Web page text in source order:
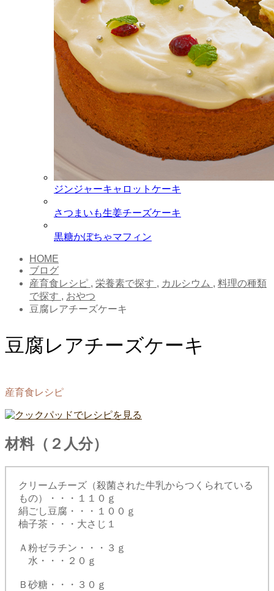
ジンジャーキャロットケーキ
さつまいも生姜チーズケーキ
黒糖かぼちゃマフィン
HOME
ブログ
産育食レシピ , 栄養素で探す , カルシウム , 料理の種類
で探す , おやつ
豆腐レアチーズケーキ
豆腐レアチーズケーキ
産育食レシピ
材料（２人分）
クリームチーズ（殺菌された牛乳からつくられている
もの）・・・１１０ｇ
絹ごし豆腐・・・１００ｇ
柚子茶・・・大さじ１
Ａ粉ゼラチン・・・３ｇ
水・・・２０ｇ
Ｂ砂糖・・・３０ｇ